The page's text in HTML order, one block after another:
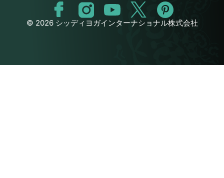
© 2026 シッディヨガインターナショナル株式会社